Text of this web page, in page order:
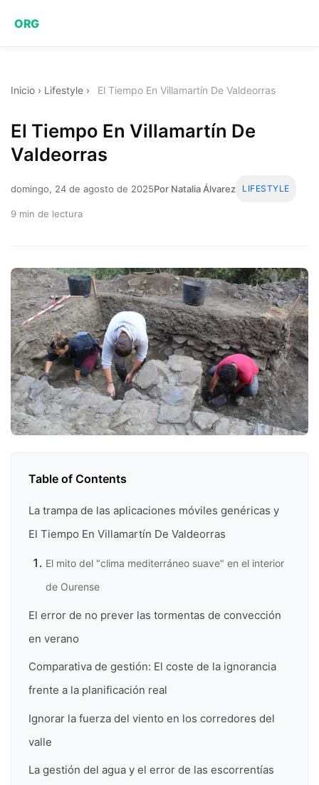
ORG
Inicio › Lifestyle › El Tiempo En Villamartín De Valdeorras
El Tiempo En Villamartín De
Valdeorras
domingo, 24 de agosto de 2025Por Natalia Álvarez LIFESTYLE
9 min de lectura
Table of Contents
La trampa de las aplicaciones móviles genéricas y
El Tiempo En Villamartín De Valdeorras
El mito del "clima mediterráneo suave" en el interior
de Ourense
El error de no prever las tormentas de convección
en verano
Comparativa de gestión: El coste de la ignorancia
frente a la planificación real
Ignorar la fuerza del viento en los corredores del
valle
La gestión del agua y el error de las escorrentías